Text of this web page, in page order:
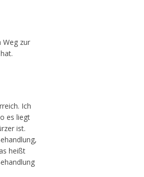
Weg zur
Ich
es liegt
ist.
heißt